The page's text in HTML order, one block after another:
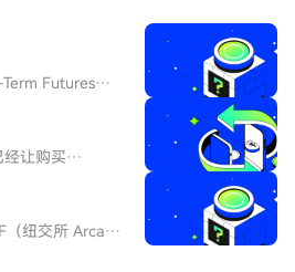
Futures
），中文：
短期期货产
期货指数，该
加剧或恐慌情
合长期持有。
经让购买
期货
货币之旅。第
您的电子邮
（纽交所 Arca
bn无），传统